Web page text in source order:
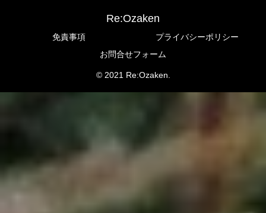
Re:Ozaken
免責事項
プライバシーポリシー
お問合せフォーム
© 2021 Re:Ozaken.